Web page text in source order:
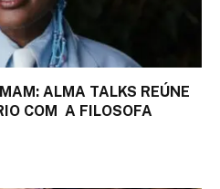
ALMA TALKS REÚNE
COM A FILOSOFA